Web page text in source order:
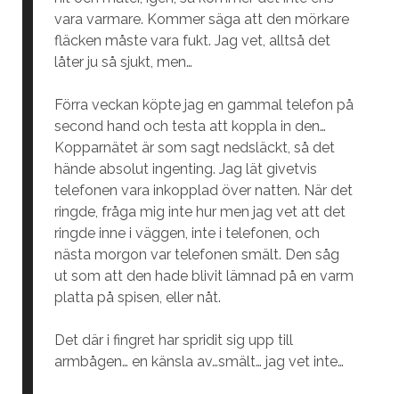
vara varmare. Kommer säga att den mörkare
fläcken måste vara fukt. Jag vet, alltså det
låter ju så sjukt, men…
Förra veckan köpte jag en gammal telefon på
second hand och testa att koppla in den…
Kopparnätet är som sagt nedsläckt, så det
hände absolut ingenting. Jag lät givetvis
telefonen vara inkopplad över natten. När det
ringde, fråga mig inte hur men jag vet att det
ringde inne i väggen, inte i telefonen, och
nästa morgon var telefonen smält. Den såg
ut som att den hade blivit lämnad på en varm
platta på spisen, eller nåt.
Det där i fingret har spridit sig upp till
armbågen… en känsla av…smält… jag vet inte…